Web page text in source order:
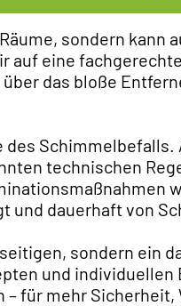
sondern kann
auf eine
das bloße
technischen
und dauerhaft von
sondern ein
und
für mehr Sicherheit,